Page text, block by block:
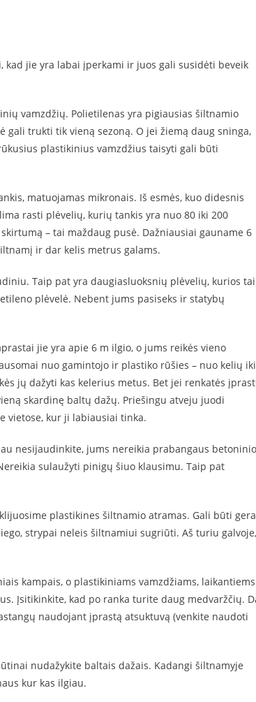
jie yra labai įperkami ir juos gali susidėti beveik
vamzdžių. Polietilenas yra pigiausias šiltnamio
gali trukti tik vieną sezoną. O jei žiemą daug sninga,
plastikinius vamzdžius taisyti gali būti
matuojamas mikronais. Iš esmės, kuo didesnis
rasti plėvelių, kurių tankis yra nuo 80 iki 200
– tai maždaug pusė. Dažniausiai gauname 6
ir dar kelis metrus galams.
Taip pat yra daugiasluoksnių plėvelių, kurios
plėvelė. Nebent jums pasiseks ir statybų
jie yra apie 6 m ilgio, o jums reikės vieno
nuo gamintojo ir plastiko rūšies – nuo ​​kelių iki
jų dažyti kas kelerius metus. Bet jei renkatės
skardinę baltų dažų. Priešingu atveju juodi
vietose, kur ji labiausiai tinka.
nesijaudinkite, jums nereikia prabangaus betoninio
sulaužyti pinigų šiuo klausimu. Taip pat
plastikines šiltnamio atramas. Gali būti gera
strypai neleis šiltnamiui sugriūti. Aš turiu galvoje,
kampais, o plastikiniams vamzdžiams, laikantiems
Įsitikinkite, kad po ranka turite daug medvaržčių.
naudojant įprastą atsuktuvą (venkite naudoti
nudažykite baltais dažais. Kadangi šiltnamyje
kur kas ilgiau.